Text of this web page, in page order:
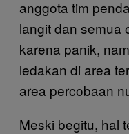
anggota tim
langit dan semua
karena panik,
ledakan di area
area percobaan
Meski begitu, hal